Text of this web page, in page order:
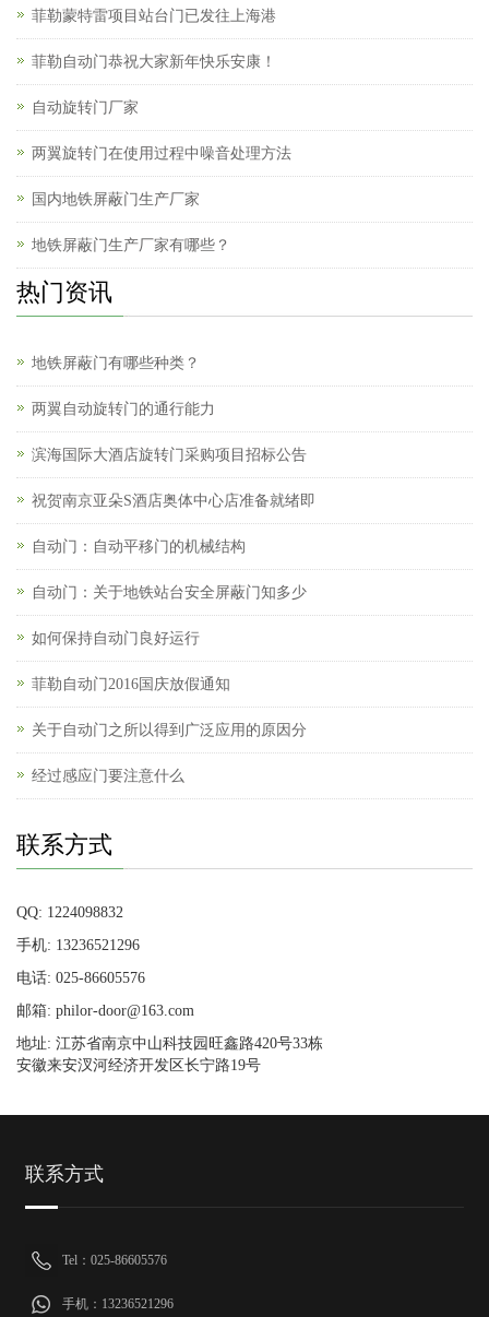
菲勒蒙特雷项目站台门已发往上海港
菲勒自动门恭祝大家新年快乐安康！
自动旋转门厂家
两翼旋转门在使用过程中噪音处理方法
国内地铁屏蔽门生产厂家
地铁屏蔽门生产厂家有哪些？
热门资讯
地铁屏蔽门有哪些种类？
两翼自动旋转门的通行能力
滨海国际大酒店旋转门采购项目招标公告
祝贺南京亚朵S酒店奥体中心店准备就绪即
自动门：自动平移门的机械结构
自动门：关于地铁站台安全屏蔽门知多少
如何保持自动门良好运行
菲勒自动门2016国庆放假通知
关于自动门之所以得到广泛应用的原因分
经过感应门要注意什么
联系方式
QQ: 1224098832
手机: 13236521296
电话: 025-86605576
邮箱: philor-door@163.com
地址: 江苏省南京中山科技园旺鑫路420号33栋
安徽来安汊河经济开发区长宁路19号
联系方式
Tel：025-86605576
手机：13236521296